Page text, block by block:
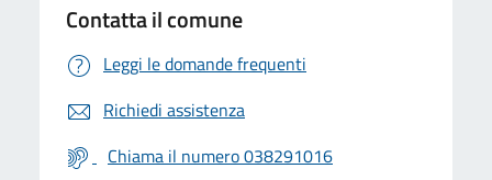
Contatta il comune
Leggi le domande frequenti
Richiedi assistenza
Chiama il numero 038291016